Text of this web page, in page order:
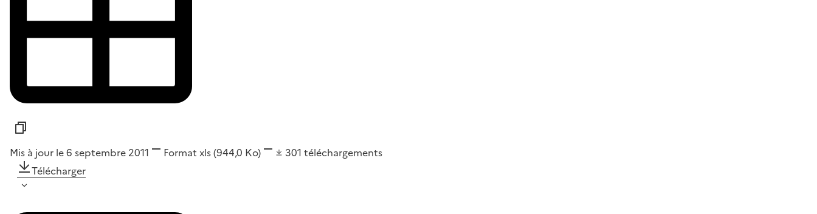
Mis à jour le 6 septembre 2011 Format xls(944,0 Ko) 301 téléchargements
Télécharger